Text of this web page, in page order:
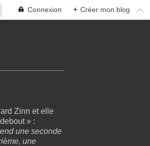
Connexion + Créer mon blog
Zinn et elle
» :
une seconde
une